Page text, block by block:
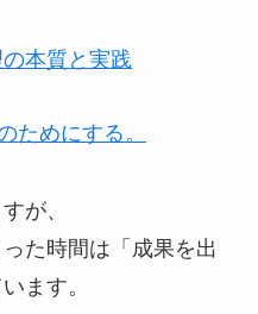
本質と実践
ためにする。
が、
た時間は「成果を出
ます。